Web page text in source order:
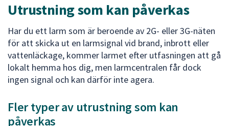
Utrustning som kan påverkas
Har du ett larm som är beroende av 2G- eller 3G-näten
för att skicka ut en larmsignal vid brand, inbrott eller
vattenläckage, kommer larmet efter utfasningen att gå
lokalt hemma hos dig, men larmcentralen får dock
ingen signal och kan därför inte agera.
Fler typer av utrustning som kan
påverkas